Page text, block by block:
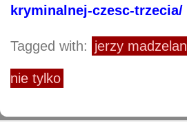
kryminalnej-czesc-trzecia/
Tagged with: jerzy madzelan
nie tylko